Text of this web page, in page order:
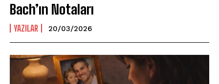
Bach’ın Notaları
YAZILAR 20/03/2026